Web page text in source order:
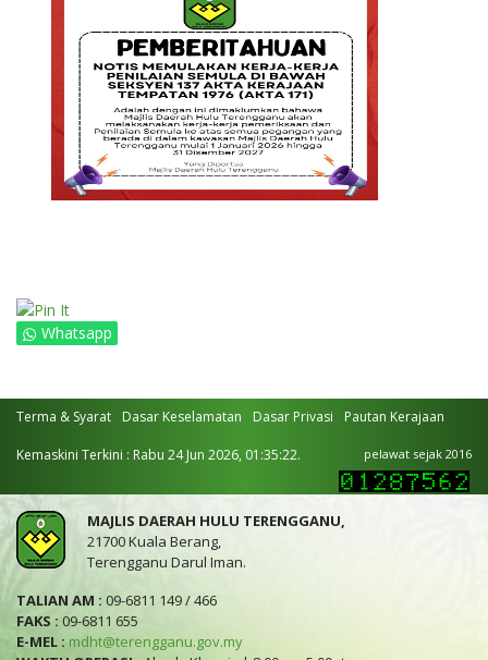
Whatsapp
Terma & Syarat Dasar Keselamatan Dasar Privasi Pautan Kerajaan
Kemaskini Terkini : Rabu 24 Jun 2026, 01:35:22. pelawat sejak 2016
MAJLIS DAERAH HULU TERENGGANU,
21700 Kuala Berang,
Terengganu Darul Iman.
TALIAN AM : 09-6811 149 / 466
FAKS : 09-6811 655
E-MEL : mdht@terengganu.gov.my